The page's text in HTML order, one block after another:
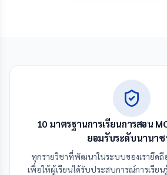
10 มาตรฐานการเรียนการสอน
ยอมรับระดับนานาช
ทุกรายวิชาที่พัฒนาในระบบของเรายึดถื
เพื่อให้ผู้เรียนได้รับประสบการณ์การเรีย